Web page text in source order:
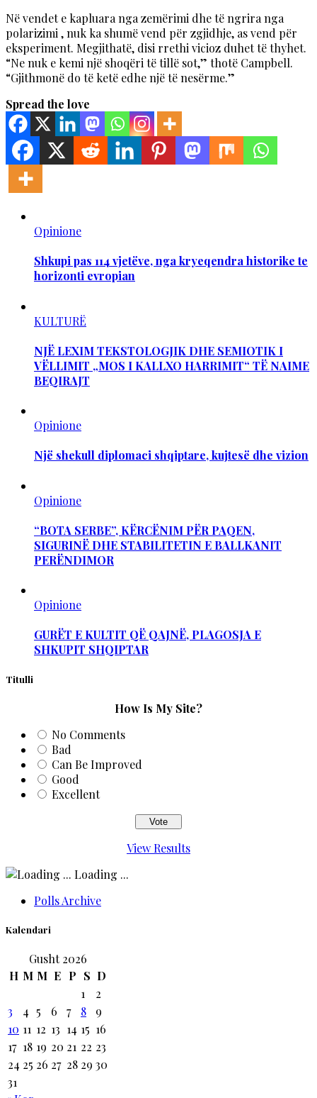
Në vendet e kapluara nga zemërimi dhe të ngrira nga
polarizimi , nuk ka shumë vend për zgjidhje, as vend për
eksperiment. Megjithatë, disi rrethi vicioz duhet të thyhet.
“Ne nuk e kemi një shoqëri të tillë sot,” thotë Campbell.
“Gjithmonë do të ketë edhe një të nesërme.”
Spread the love
Opinione
Shkupi pas 114 vjetëve, nga kryeqendra historike te
horizonti evropian
KULTURË
NJË LEXIM TEKSTOLOGJIK DHE SEMIOTIK I
VËLLIMIT „MOS I KALLXO HARRIMIT“ TË NAIME
BEQIRAJT
Opinione
Një shekull diplomaci shqiptare, kujtesë dhe vizion
Opinione
“BOTA SERBE”, KËRCËNIM PËR PAQEN,
SIGURINË DHE STABILITETIN E BALLKANIT
PERËNDIMOR
Opinione
GURËT E KULTIT QË QAJNË, PLAGOSJA E
SHKUPIT SHQIPTAR
Titulli
How Is My Site?
No Comments
Bad
Can Be Improved
Good
Excellent
View Results
Loading ...
Polls Archive
Kalendari
Gusht 2026
H M M E P S D
1
2
3
4 5 6 7 8
9
10 11 12 13 14 15 16
17 18 19 20 21 22 23
24 25 26 27 28 29 30
31